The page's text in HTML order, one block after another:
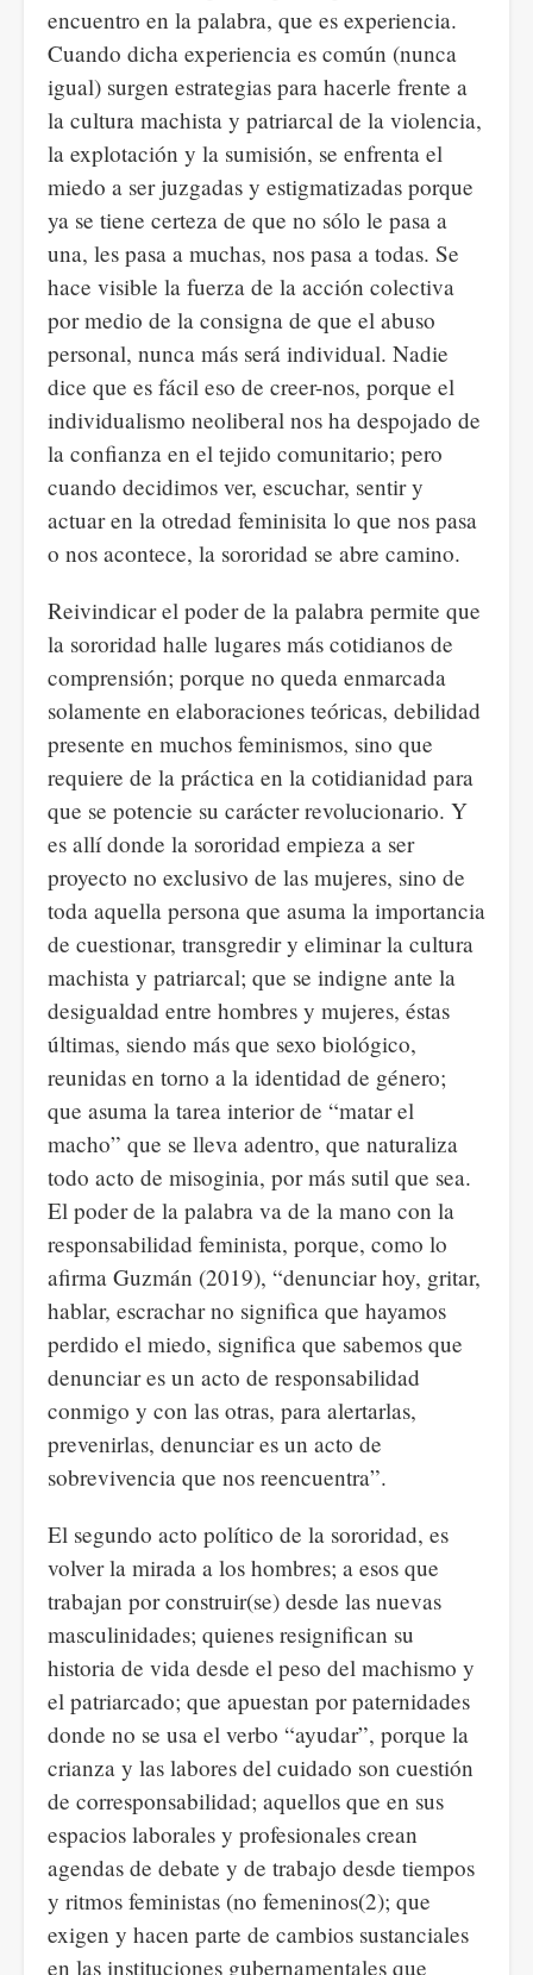
encuentro en la palabra, que es experiencia.
Cuando dicha experiencia es común (nunca
igual) surgen estrategias para hacerle frente a
la cultura machista y patriarcal de la violencia,
la explotación y la sumisión, se enfrenta el
miedo a ser juzgadas y estigmatizadas porque
ya se tiene certeza de que no sólo le pasa a
una, les pasa a muchas, nos pasa a todas. Se
hace visible la fuerza de la acción colectiva
por medio de la consigna de que el abuso
personal, nunca más será individual. Nadie
dice que es fácil eso de creer-nos, porque el
individualismo neoliberal nos ha despojado de
la confianza en el tejido comunitario; pero
cuando decidimos ver, escuchar, sentir y
actuar en la otredad feminisita lo que nos pasa
o nos acontece, la sororidad se abre camino.
Reivindicar el poder de la palabra permite que
la sororidad halle lugares más cotidianos de
comprensión; porque no queda enmarcada
solamente en elaboraciones teóricas, debilidad
presente en muchos feminismos, sino que
requiere de la práctica en la cotidianidad para
que se potencie su carácter revolucionario. Y
es allí donde la sororidad empieza a ser
proyecto no exclusivo de las mujeres, sino de
toda aquella persona que asuma la importancia
de cuestionar, transgredir y eliminar la cultura
machista y patriarcal; que se indigne ante la
desigualdad entre hombres y mujeres, éstas
últimas, siendo más que sexo biológico,
reunidas en torno a la identidad de género;
que asuma la tarea interior de “matar el
macho” que se lleva adentro, que naturaliza
todo acto de misoginia, por más sutil que sea.
El poder de la palabra va de la mano con la
responsabilidad feminista, porque, como lo
afirma Guzmán (2019), “denunciar hoy, gritar,
hablar, escrachar no significa que hayamos
perdido el miedo, significa que sabemos que
denunciar es un acto de responsabilidad
conmigo y con las otras, para alertarlas,
prevenirlas, denunciar es un acto de
sobrevivencia que nos reencuentra”.
El segundo acto político de la sororidad, es
volver la mirada a los hombres; a esos que
trabajan por construir(se) desde las nuevas
masculinidades; quienes resignifican su
historia de vida desde el peso del machismo y
el patriarcado; que apuestan por paternidades
donde no se usa el verbo “ayudar”, porque la
crianza y las labores del cuidado son cuestión
de corresponsabilidad; aquellos que en sus
espacios laborales y profesionales crean
agendas de debate y de trabajo desde tiempos
y ritmos feministas (no femeninos(2); que
exigen y hacen parte de cambios sustanciales
en las instituciones gubernamentales que